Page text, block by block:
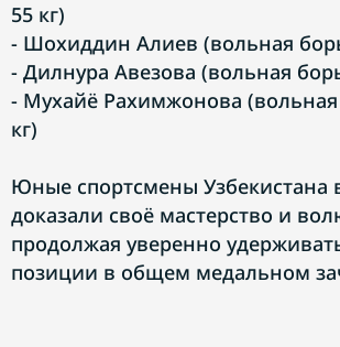
55 кг)
- Шохиддин Алиев (вольная
- Дилнура Авезова (вольная
- Мухайё Рахимжонова
кг)
Юные спортсмены Узбекистана
доказали своё мастерство и
продолжая уверенно
позиции в общем медальном